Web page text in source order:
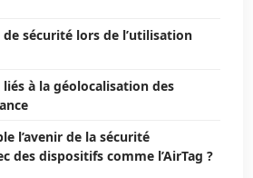
sécurité lors de l’utilisation
à la géolocalisation des
l’avenir de la sécurité
des dispositifs comme l’AirTag ?